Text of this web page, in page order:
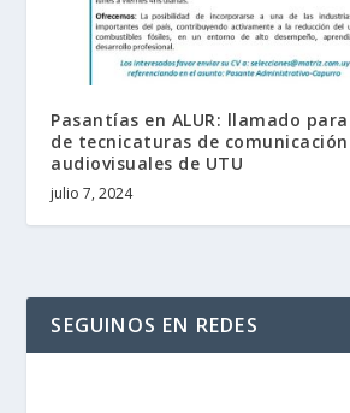
Pasantías en ALUR: llamado
de tecnicaturas de
audiovisuales de UTU
julio 7, 2024
SEGUINOS EN REDES